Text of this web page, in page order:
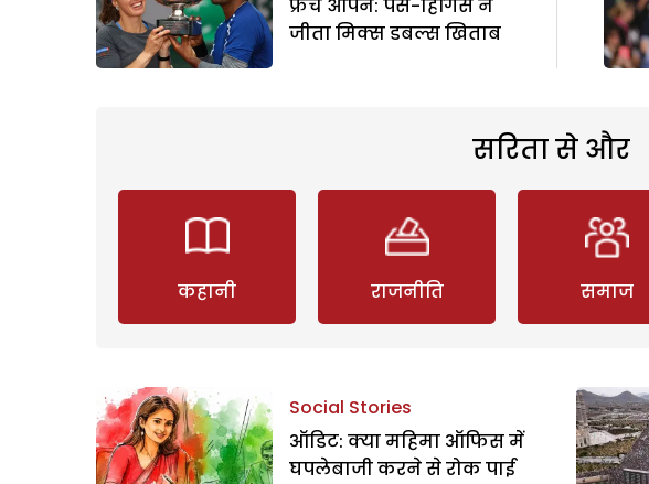
फ्रेंच ओपन: पेस-हिंगिस ने
जीता मिक्स डबल्स खिताब
सरिता से और
कहानी राजनीति समाज
Social Stories
ऑडिट: क्या महिमा ऑफिस में
घपलेबाजी करने से रोक पाई